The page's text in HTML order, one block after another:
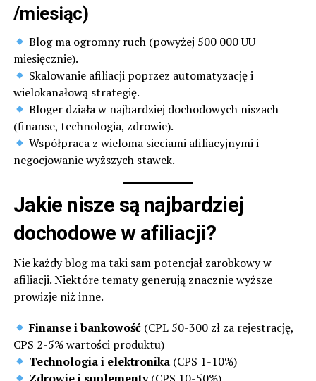
/miesiąc)
Blog ma ogromny ruch (powyżej 500 000 UU
miesięcznie).
Skalowanie afiliacji poprzez automatyzację i
wielokanałową strategię.
Bloger działa w najbardziej dochodowych niszach
(finanse, technologia, zdrowie).
Współpraca z wieloma sieciami afiliacyjnymi i
negocjowanie wyższych stawek.
Jakie nisze są najbardziej
dochodowe w afiliacji?
Nie każdy blog ma taki sam potencjał zarobkowy w
afiliacji. Niektóre tematy generują znacznie wyższe
prowizje niż inne.
Finanse i bankowość(CPL 50-300 zł za rejestrację,
CPS 2-5% wartości produktu)
Technologia i elektronika(CPS 1-10%)